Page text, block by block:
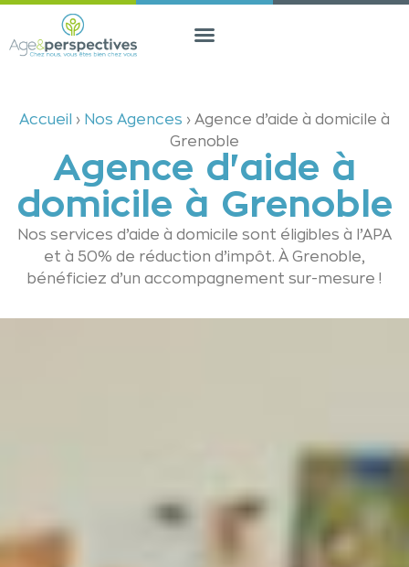
principal
Accueil › Nos Agences › Agence d’aide à domicile à
Grenoble
Agence d'aide à
domicile à Grenoble
Nos services d’aide à domicile sont éligibles à l’APA
et à 50% de réduction d’impôt. À Grenoble,
bénéficiez d’un accompagnement sur-mesure !